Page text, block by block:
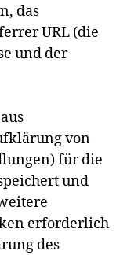
das
URL (die
und der
von
für die
und
erforderlich
des